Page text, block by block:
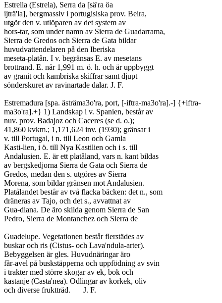
Estrella (Estrela), Serra da [sä'ra öa
ijträ'la], bergmassiv i portugisiska prov. Beira,
utgör den v. utlöparen av det system av
hors-tar, som under namn av Sierra de Guadarrama,
Sierra de Gredos och Sierra de Gata bildar
huvudvattendelaren på den Iberiska
meseta-platån. I v. begränsas E. av mesetans
brottrand. E. når 1,991 m. ö. h. och är uppbyggt
av granit och kambriska skiffrar samt djupt
sönderskuret av ravinartade dalar. J. F.
Estremadura [spa. ästräma3o'ra, port, [-iftra-ma3o'ra].-] {+iftra-
ma3o'ra].+} 1) Landskap i v. Spanien, består av
nuv. prov. Badajoz och Caceres (se d. o.);
41,860 kvkm.; 1,171,624 inv. (1930); gränsar i
v. till Portugal, i n. till Leon och Gamla
Kasti-lien, i ö. till Nya Kastilien och i s. till
Andalusien. E. är ett platåland, vars n. kant bildas
av bergskedjorna Sierra de Gata och Sierra de
Gredos, medan den s. utgöres av Sierra
Morena, som bildar gränsen mot Andalusien.
Platålandet består av två flacka bäcken: det n., som
dräneras av Tajo, och det s., avvattnat av
Gua-diana. De äro skilda genom Sierra de San
Pedro, Sierra de Montanchez och Sierra de
Guadelupe. Vegetationen består flerstädes av
buskar och ris (Cistus- och Lava'ndula-arter).
Bebyggelsen är gles. Huvudnäringar äro
får-avel på buskstäpperna och uppfödning av svin
i trakter med större skogar av ek, bok och
kastanje (Casta'nea). Odlingar av korkek, oliv
och diverse fruktträd.	J. F.